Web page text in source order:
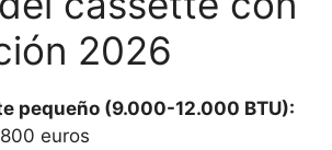
2026
pequeño (9.000-12.000 BTU):
euros